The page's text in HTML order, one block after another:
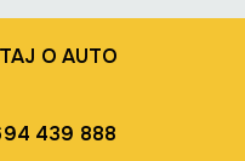
O AUTO
439 888